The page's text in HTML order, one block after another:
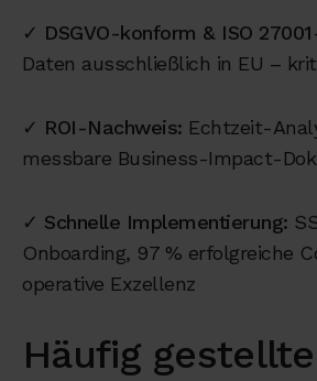
✓ DSGVO-konform & ISO
Daten ausschließlich in EU –
✓ ROI-Nachweis: Echtzeit-
messbare Business-Impact-
✓ Schnelle Implementierung:
Onboarding, 97 % erfolgreiche
operative Exzellenz
Häufig